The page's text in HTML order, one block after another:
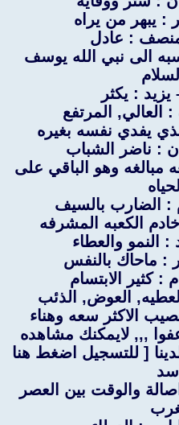
: يبهر من يراه
: عادل
الى نبي الله يوسف
: يكثر
المرتفع
يفدي نفسه بغيره
: ناضر الشباب
وهو الباقي على
الضارب بالسيف
الكعبه المشرفه
النمو والعطاء
: ماحاك بالنفس
كثير الابتسام
العوض, الذئب
الاكثر سعه وهناء
,,, لايمكنك مشاهده
[ للتسجيل اضغط هنا
والوقت بين العصر